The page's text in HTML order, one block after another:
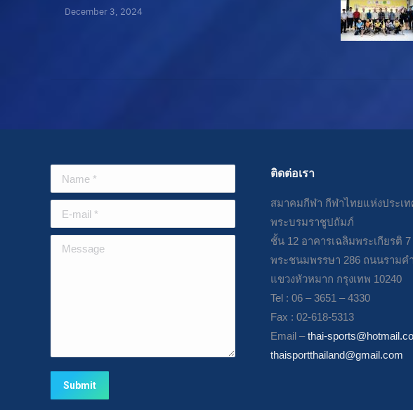
December 3, 2024
Name *
E-mail *
Message
Submit
ติดต่อเรา
สมาคมกีฬา กีฬาไทยแห่งประเ
พระบรมราชูปถัมภ์
ชั้น 12 อาคารเฉลิมพระเกียรติ
พระชนมพรรษา 286 ถนนรามค
แขวงหัวหมาก กรุงเทพ 10240
Tel : 06 – 3651 – 4330
Fax : 02-618-5313
Email –thai-
thaisportthailand@gmail.com